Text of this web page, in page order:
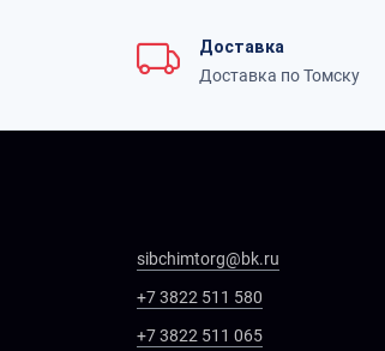
Доставка
Доставка по Томску
sibchimtorg@bk.ru
+7 3822 511 580
+7 3822 511 065